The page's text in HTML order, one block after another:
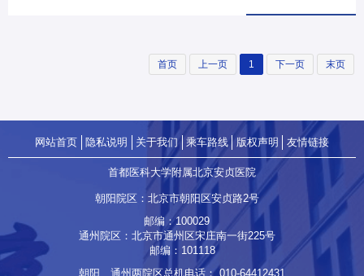
是最大的感谢”。但是家属态度坚决，非要她收下才安心。由于还要赶往
内镜中心，怕耽误患者检查时间，孙玥只好暂时收下这个红包，随即便
表。
首页 上一页 1 下一页 末页
网站首页 隐私说明 关于我们 乘车路线 版权声明 友情链接
首都医科大学附属北京安贞医院
朝阳院区：北京市朝阳区安贞路2号
邮编：100029
通州院区：北京市通州区宋庄南一街225号
邮编：101118
朝阳、通州两院区总机电话： 010-64412431